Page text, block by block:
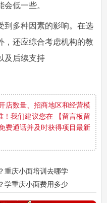
低一些。
到多种因素的影响。在选
，还应综合考虑机构的教
及后续支持
店数量、招商地区和经营模
！我们建议您在 【留言板留
费通话并及时获得项目最新
重庆小面培训去哪学
学重庆小面费用多少